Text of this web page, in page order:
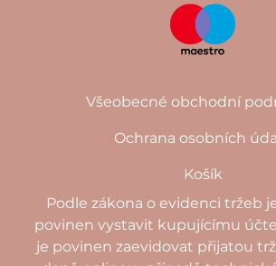
Všeobecné obchodní
Ochrana osobních
Košík
Podle zákona o evidenci tržeb
povinen vystavit kupujícímu
je povinen zaevidovat přijatou